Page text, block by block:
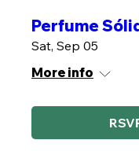
Perfume
Sat, Sep 05
More info